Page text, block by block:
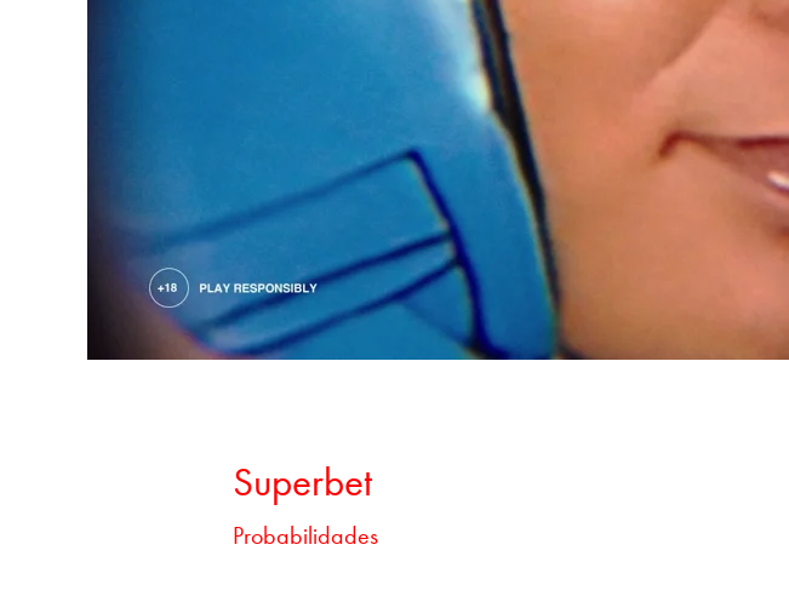
Superbet
Probabilidades